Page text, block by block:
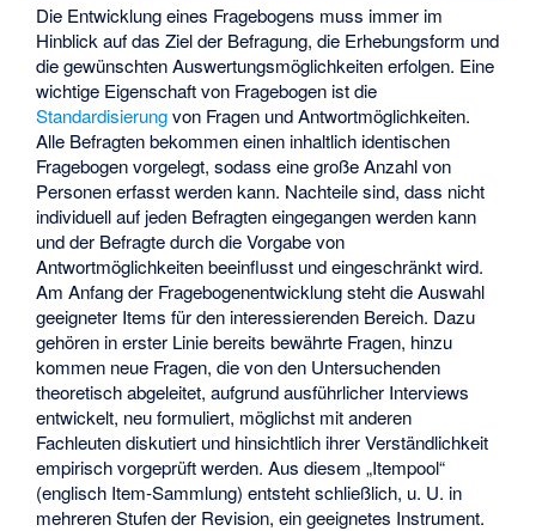
Die Entwicklung eines Fragebogens muss immer im
Hinblick auf das Ziel der Befragung, die Erhebungsform und
die gewünschten Auswertungsmöglichkeiten erfolgen. Eine
wichtige Eigenschaft von Fragebogen ist die
Standardisierungvon Fragen und Antwortmöglichkeiten.
Alle Befragten bekommen einen inhaltlich identischen
Fragebogen vorgelegt, sodass eine große Anzahl von
Personen erfasst werden kann. Nachteile sind, dass nicht
individuell auf jeden Befragten eingegangen werden kann
und der Befragte durch die Vorgabe von
Antwortmöglichkeiten beeinflusst und eingeschränkt wird.
Am Anfang der Fragebogenentwicklung steht die Auswahl
geeigneter Items für den interessierenden Bereich. Dazu
gehören in erster Linie bereits bewährte Fragen, hinzu
kommen neue Fragen, die von den Untersuchenden
theoretisch abgeleitet, aufgrund ausführlicher Interviews
entwickelt, neu formuliert, möglichst mit anderen
Fachleuten diskutiert und hinsichtlich ihrer Verständlichkeit
empirisch vorgeprüft werden. Aus diesem „Itempool“
(englisch Item-Sammlung) entsteht schließlich, u. U. in
mehreren Stufen der Revision, ein geeignetes Instrument.